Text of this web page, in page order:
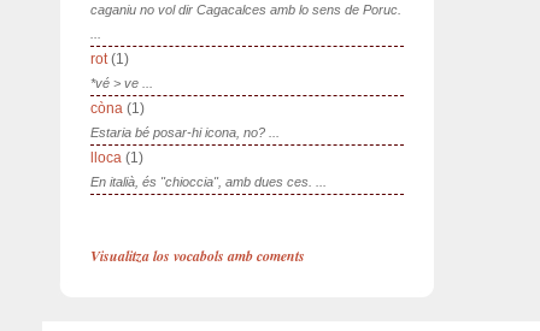
caganiu no vol dir Cagacalces amb lo sens de Poruc.
rot(1)
*vé > ve ...
còna (1)
Estaria bé posar-hi icona, no? ...
lloca (1)
En italià, és "chioccia", amb dues ces. ...
Visualitza los vocabols amb coments